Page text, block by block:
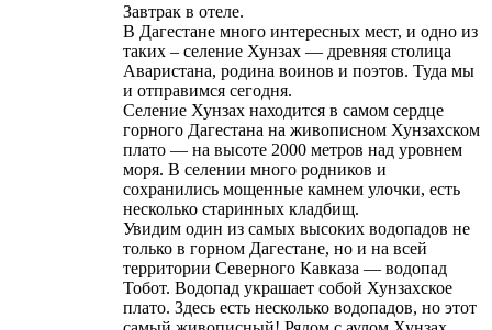
Завтрак в отеле.
В Дагестане много интересных мест, и одно из
таких – селение Хунзах — древняя столица
Аваристана, родина воинов и поэтов. Туда мы
и отправимся сегодня.
Селение Хунзах находится в самом сердце
горного Дагестана на живописном Хунзахском
плато — на высоте 2000 метров над уровнем
моря. В селении много родников и
сохранились мощенные камнем улочки, есть
несколько старинных кладбищ.
Увидим один из самых высоких водопадов не
только в горном Дагестане, но и на всей
территории Северного Кавказа — водопад
Тобот. Водопад украшает собой Хунзахское
плато. Здесь есть несколько водопадов, но этот